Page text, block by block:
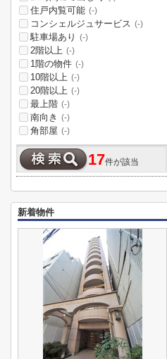
住戸内覧可能 (-)
コンシェルジュサービス (-)
駐車場あり (-)
2階以上 (-)
1階の物件 (-)
10階以上 (-)
20階以上 (-)
最上階 (-)
南向き (-)
角部屋 (-)
17件が該当
新着物件